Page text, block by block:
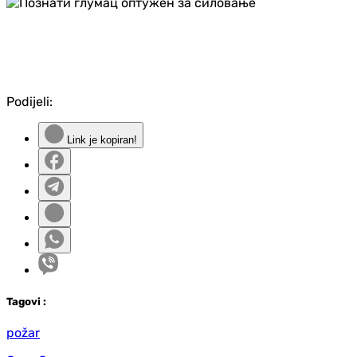
Podijeli:
Link je kopiran!
Tagovi :
požar